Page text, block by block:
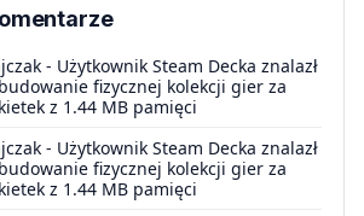
- Użytkownik Steam Decka znalazł
fizycznej kolekcji gier za
z 1.44 MB pamięci
- Użytkownik Steam Decka znalazł
fizycznej kolekcji gier za
z 1.44 MB pamięci